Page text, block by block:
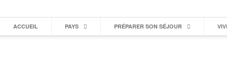
ACCUEIL PAYS PRÉPARER SON SÉJOUR